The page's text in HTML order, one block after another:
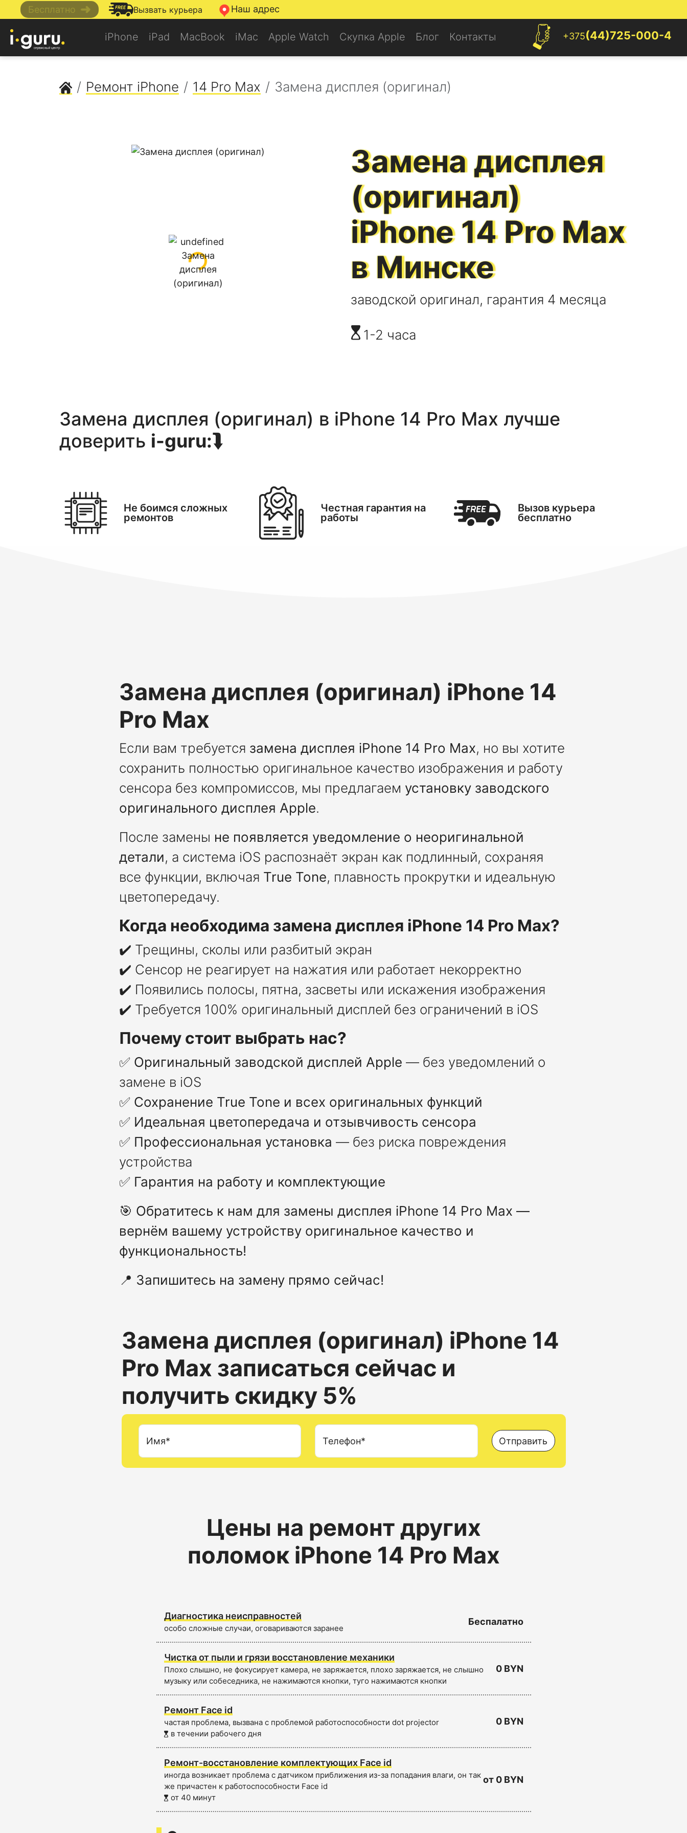
Бесплатно ➜ Вызвать курьера Наш адрес
iPhone iPad MacBook iMac Apple Watch Скупка Apple Блог Контакты +375(44)725-000-4
Сервисный центр Apple
Ремонт iPhone 14 Pro Max Замена дисплея (оригинал)
Замена дисплея
(оригинал)
iPhone 14 Pro Max
в Минске
заводской оригинал, гарантия 4 месяца
1-2 часа
Замена дисплея (оригинал) в iPhone 14 Pro Max лучше
доверить i-guru:⮯
Не боимся сложных
ремонтов
Честная гарантия на
работы
Вызов курьера
бесплатно
Замена дисплея (оригинал) iPhone 14
Pro Max
Если вам требуется замена дисплея iPhone 14 Pro Max, но вы хотите
сохранить полностью оригинальное качество изображения и работу
сенсора без компромиссов, мы предлагаем установку заводского
оригинального дисплея Apple.
После замены не появляется уведомление о неоригинальной
детали, а система iOS распознаёт экран как подлинный, сохраняя
все функции, включая True Tone, плавность прокрутки и идеальную
цветопередачу.
Когда необходима замена дисплея iPhone 14 Pro Max?
✔️ Трещины, сколы или разбитый экран
✔️ Сенсор не реагирует на нажатия или работает некорректно
✔️ Появились полосы, пятна, засветы или искажения изображения
✔️ Требуется 100% оригинальный дисплей без ограничений в iOS
Почему стоит выбрать нас?
✅ Оригинальный заводской дисплей Apple — без уведомлений о
замене в iOS
✅ Сохранение True Tone и всех оригинальных функций
✅ Идеальная цветопередача и отзывчивость сенсора
✅ Профессиональная установка — без риска повреждения
устройства
✅ Гарантия на работу и комплектующие
🎯 Обратитесь к нам для замены дисплея iPhone 14 Pro Max —
вернём вашему устройству оригинальное качество и
функциональность!
📍 Запишитесь на замену прямо сейчас!
Замена дисплея (оригинал) iPhone 14
Pro Max записаться сейчас и
получить скидку 5%
Имя* Телефон* Отправить
Цены на ремонт других
поломок iPhone 14 Pro Max
Диагностика неисправностей
особо сложные случаи, оговариваются заранее
Беспалатно
Чистка от пыли и грязи восстановление механики
Плохо слышно, не фокусирует камера, не заряжается, плохо заряжается, не слышно
музыку или собеседника, не нажимаются кнопки, туго нажимаются кнопки
0 BYN
Ремонт Face id
частая проблема, вызвана с проблемой работоспособности dot projector
в течении рабочего дня
0 BYN
Ремонт-восстановление комплектующих Face id
иногда возникает проблема с датчиком приближения из-за попадания влаги, он так
же причастен к работоспособности Face id
от 40 минут
от 0 BYN